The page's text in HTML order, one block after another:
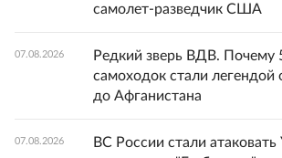
самолет-разведчик США
07.08.2026
Редкий зверь ВДВ. Почему
самоходок стали легендой
до Афганистана
07.08.2026
ВС России стали